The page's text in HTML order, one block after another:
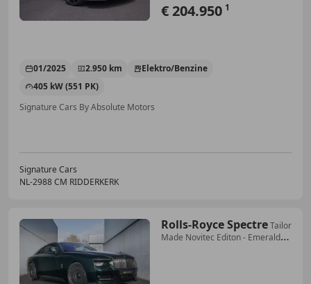
€ 204.950 1
01/2025 2.950 km
Elektro/Benzine
405 kW (551 PK)
Signature Cars By Absolute Motors
Signature Cars
NL-2988 CM RIDDERKERK
Rolls-Royce SpectreTailor
Made Novitec Editon - Emerald